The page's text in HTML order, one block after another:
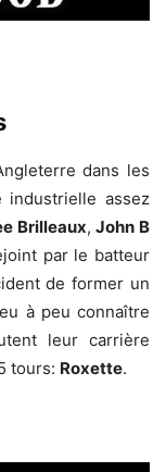
dans les
industrielle assez
Brilleaux,John B
par le batteur
de former un
à peu connaître
leur carrière
tours: Roxette.